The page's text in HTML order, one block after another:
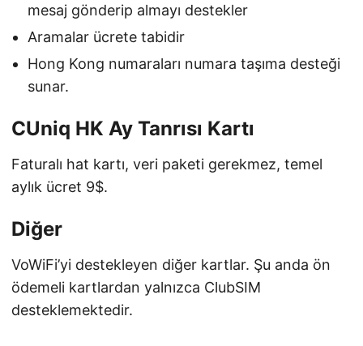
mesaj gönderip almayı destekler
Aramalar ücrete tabidir
Hong Kong numaraları numara taşıma desteği
sunar.
CUniq HK Ay Tanrısı Kartı
Faturalı hat kartı, veri paketi gerekmez, temel
aylık ücret 9$.
Diğer
VoWiFi’yi destekleyen diğer kartlar. Şu anda ön
ödemeli kartlardan yalnızca ClubSIM
desteklemektedir.